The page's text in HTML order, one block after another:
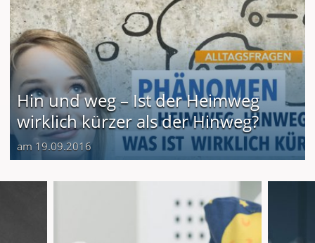
Hin und weg – Ist der Heimweg
wirklich kürzer als der Hinweg?
am 19.09.2016